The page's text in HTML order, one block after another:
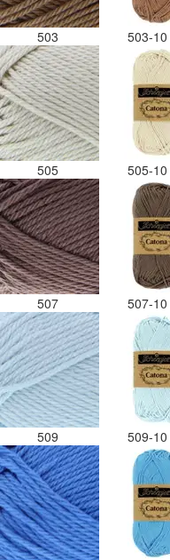
503 503-10
505 505-10
507 507-10
509 509-10